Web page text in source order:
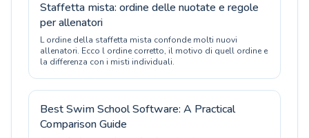
Staffetta mista: ordine delle nuotate e regole
per allenatori
L ordine della staffetta mista confonde molti nuovi
allenatori. Ecco l ordine corretto, il motivo di quell ordine e
la differenza con i misti individuali.
Best Swim School Software: A Practical
Comparison Guide